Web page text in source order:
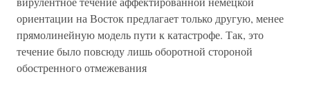
ориентации на Восток предлагает только другую, менее
прямолинейную модель пути к катастрофе. Так, это
течение было повсюду лишь оборотной стороной
обостренного отмежевания